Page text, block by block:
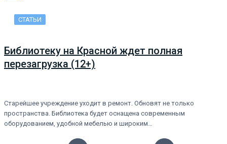
СТАТЬИ
Библиотеку на Красной ждет полная
перезагрузка (12+)
Старейшее учреждение уходит в ремонт. Обновят не только
пространства. Библиотека будет оснащена современным
оборудованием, удобной мебелью и широким…